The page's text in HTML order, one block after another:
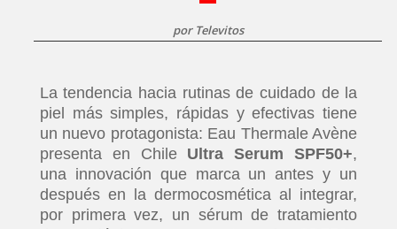
por Televitos
La tendencia hacia rutinas de cuidado de la
piel más simples, rápidas y efectivas tiene
un nuevo protagonista: Eau Thermale Avène
presenta en Chile Ultra Serum SPF50+,
una innovación que marca un antes y un
después en la dermocosmética al integrar,
por primera vez, un sérum de tratamiento